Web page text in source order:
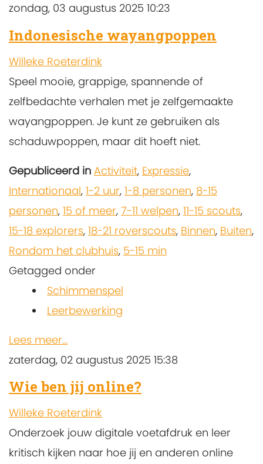
zondag, 03 augustus 2025 10:23
Indonesische wayangpoppen
Willeke Roeterdink
Speel mooie, grappige, spannende of
zelfbedachte verhalen met je zelfgemaakte
wayangpoppen. Je kunt ze gebruiken als
schaduwpoppen, maar dit hoeft niet.
Gepubliceerd in Activiteit, Expressie,
Internationaal, 1-2 uur, 1-8 personen, 8-15
personen, 15 of meer, 7-11 welpen, 11-15 scouts,
15-18 explorers, 18-21 roverscouts, Binnen, Buiten,
Rondom het clubhuis, 5-15 min
Getagged onder
Schimmenspel
Leerbewerking
Lees meer...
zaterdag, 02 augustus 2025 15:38
Wie ben jij online?
Willeke Roeterdink
Onderzoek jouw digitale voetafdruk en leer
kritisch kijken naar hoe jij en anderen online